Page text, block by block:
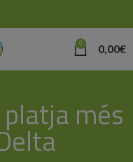
0 0,00€
més